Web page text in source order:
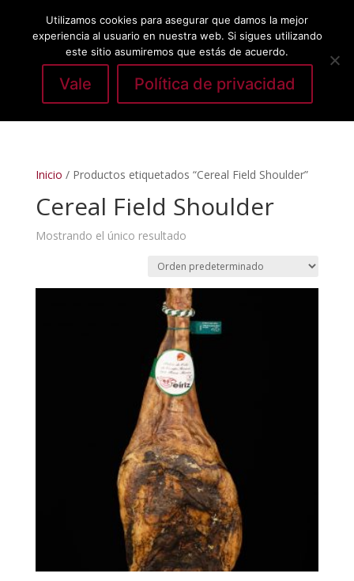
Seleccionar página
Inicio / Productos etiquetados “Cereal Field Shoulder”
Cereal Field Shoulder
Mostrando el único resultado
Utilizamos cookies para asegurar que damos la mejor
experiencia al usuario en nuestra web. Si sigues utilizando
este sitio asumiremos que estás de acuerdo.
Vale Política de privacidad